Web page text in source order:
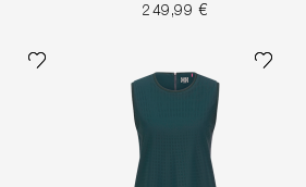
249,99 €